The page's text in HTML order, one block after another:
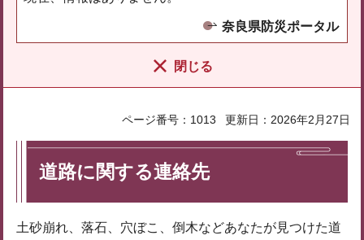
奈良県防災ポータル
閉じる
ページ番号：1013 更新日：2026年2月27日
道路に関する連絡先
土砂崩れ、落石、穴ぼこ、倒木などあなたが見つけた道